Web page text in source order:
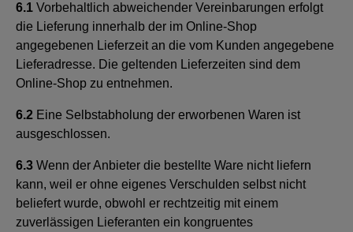
6.1 Vorbehaltlich abweichender Vereinbarungen erfolgt
die Lieferung innerhalb der im Online-Shop
angegebenen Lieferzeit an die vom Kunden angegebene
Lieferadresse. Die geltenden Lieferzeiten sind dem
Online-Shop zu entnehmen.
6.2 Eine Selbstabholung der erworbenen Waren ist
ausgeschlossen.
6.3 Wenn der Anbieter die bestellte Ware nicht liefern
kann, weil er ohne eigenes Verschulden selbst nicht
beliefert wurde, obwohl er rechtzeitig mit einem
zuverlässigen Lieferanten ein kongruentes